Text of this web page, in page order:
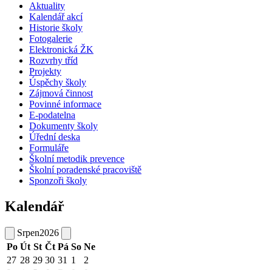
Aktuality
Kalendář akcí
Historie školy
Fotogalerie
Elektronická ŽK
Rozvrhy tříd
Projekty
Úspěchy školy
Zájmová činnost
Povinné informace
E-podatelna
Dokumenty školy
Úřední deska
Formuláře
Školní metodik prevence
Školní poradenské pracoviště
Sponzoři školy
Kalendář
Srpen2026
Po Út St Čt Pá So Ne
27 28 29 30 31 1
2